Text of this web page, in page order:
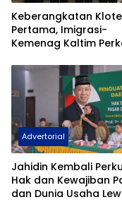
Keberangkatan
Pertama, Imigrasi-
Kemenag Kaltim
Advertorial
Jahidin Kembali
Hak dan Kewajiban
dan Dunia Usaha